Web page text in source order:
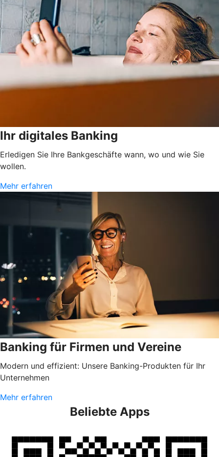
Ihr digitales Banking
Erledigen Sie Ihre Bankgeschäfte wann, wo und wie Sie
wollen.
Mehr erfahren
Banking für Firmen und Vereine
Modern und effizient: Unsere Banking-Produkten für Ihr
Unternehmen
Mehr erfahren
Beliebte Apps